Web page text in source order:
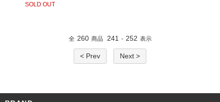
SOLD OUT
全 260 商品 241 - 252 表示
< Prev Next >